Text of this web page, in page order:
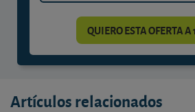
QUIERO ESTA OFERTA A
Artículos relacionados